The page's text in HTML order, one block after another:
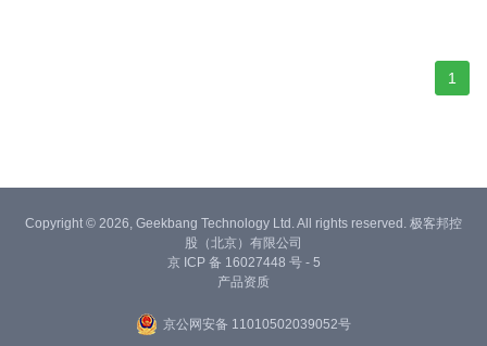
1
Copyright © 2026, Geekbang Technology Ltd. All rights reserved. 极客邦控
股（北京）有限公司
京 ICP 备 16027448 号 - 5
产品资质
京公网安备 11010502039052号